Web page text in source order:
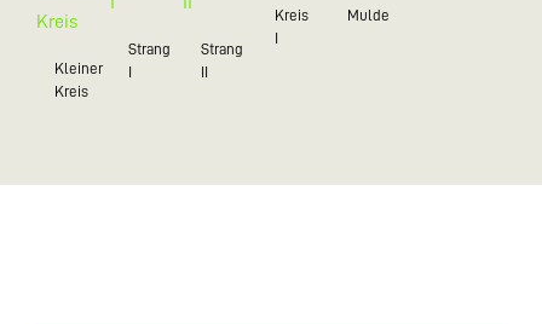
Kleiner
Kreis
Strang
I
Strang
II
Kreis
I
Mulde